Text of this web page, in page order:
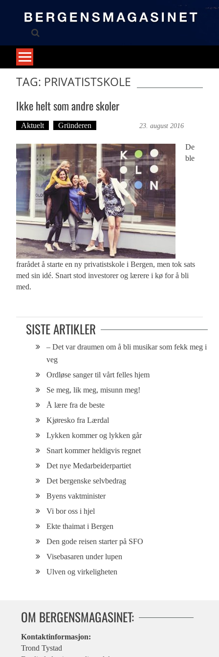
TAG: PRIVATISTSKOLE
Ikke helt som andre skoler
Aktuelt Gründeren 23. august 2016
De
ble
frarådet å starte en ny privatistskole i Bergen, men tok sats
med sin idé. Snart stod investorer og lærere i kø for å bli
med.
SISTE ARTIKLER
– Det var draumen om å bli musikar som fekk meg i
veg
Ordløse sanger til vårt felles hjem
Se meg, lik meg, misunn meg!
Å lære fra de beste
Kjøresko fra Lærdal
Lykken kommer og lykken går
Snart kommer heldigvis regnet
Det nye Medarbeiderpartiet
Det bergenske selvbedrag
Byens vaktminister
Vi bor oss i hjel
Ekte thaimat i Bergen
Den gode reisen starter på SFO
Visebasaren under lupen
Ulven og virkeligheten
OM BERGENSMAGASINET:
Kontaktinformasjon:
Trond Tystad